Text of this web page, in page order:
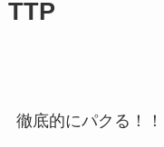
TTP
徹底的にパクる！！